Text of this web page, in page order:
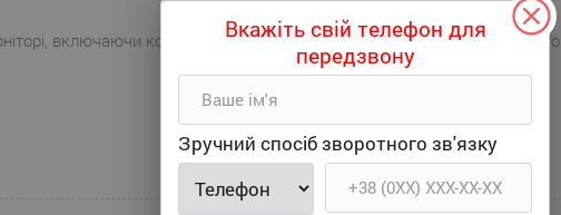
включаючи колір, можуть відрізнятися від реального зовнішнього
Вкажіть свій телефон для
передзвону
Зручний спосіб зворотного зв'язку